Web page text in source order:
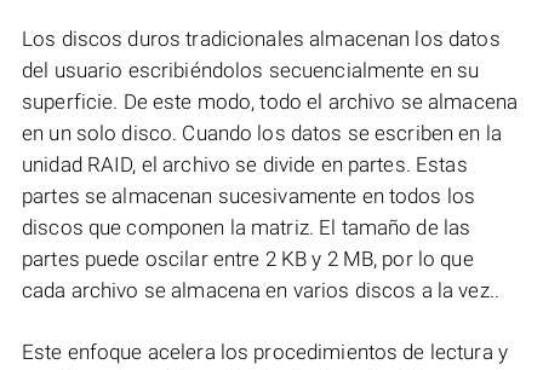
Los discos duros tradicionales almacenan los datos
del usuario escribiéndolos secuencialmente en su
superficie. De este modo, todo el archivo se almacena
en un solo disco. Cuando los datos se escriben en la
unidad RAID, el archivo se divide en partes. Estas
partes se almacenan sucesivamente en todos los
discos que componen la matriz. El tamaño de las
partes puede oscilar entre 2 KB y 2 MB, por lo que
cada archivo se almacena en varios discos a la vez..
Este enfoque acelera los procedimientos de lectura y